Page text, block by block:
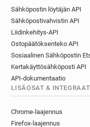
Sähköpostin löytäjän API
Sähköpostivahvistin API
Liidinkehitys-API
Ostopäätöksenteko API
Sosiaalinen Sähköpostin
Kertakäyttösähköposti API
API-dokumentaatio
LISÄOSAT &
Chrome-laajennus
Firefox-laajennus